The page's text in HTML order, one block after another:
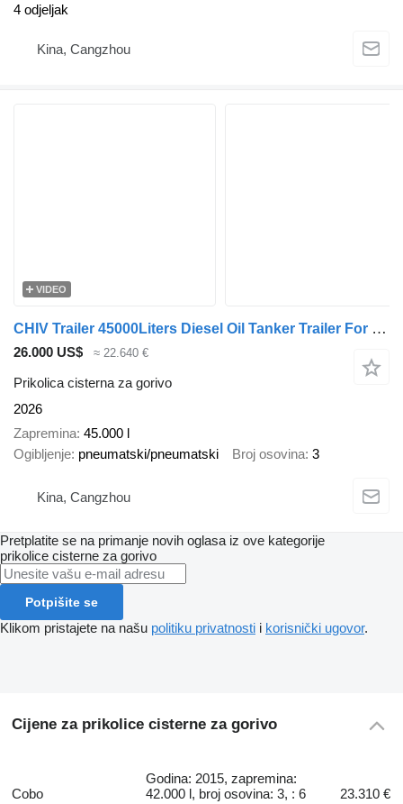
4 odjeljak
Kina, Cangzhou
VIDEO
CHIV Trailer 45000Liters Diesel Oil Tanker Trailer For Sale in Tanzania
26.000 US$ ≈ 22.640 €
Prikolica cisterna za gorivo
2026
Zapremina 45.000 l
Ogibljenje pneumatski/pneumatski Broj osovina 3
Kina, Cangzhou
Pretplatite se na primanje novih oglasa iz ove kategorije
prikolice cisterne za gorivo
Potpišite se
Klikom pristajete na našu politiku privatnosti i korisnički ugovor.
Cijene za prikolice cisterne za gorivo
Cobo
Godina: 2015, zapremina:
42.000 l, broj osovina: 3, : 6
23.310 €